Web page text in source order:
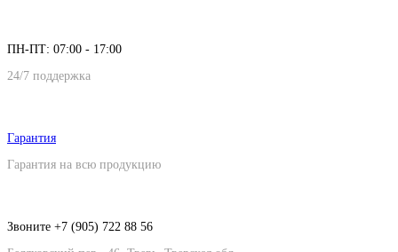
ПН-ПТ: 07:00 - 17:00
24/7 поддержка
Гарантия
Гарантия на всю продукцию
Звоните +7 (905) 722 88 56